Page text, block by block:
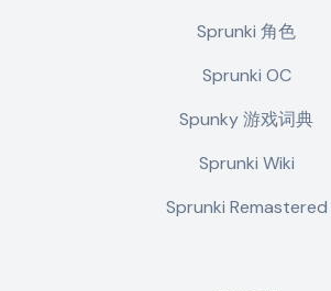
Sprunki 角色
Sprunki OC
Spunky 游戏词典
Sprunki Wiki
Sprunki Remastered